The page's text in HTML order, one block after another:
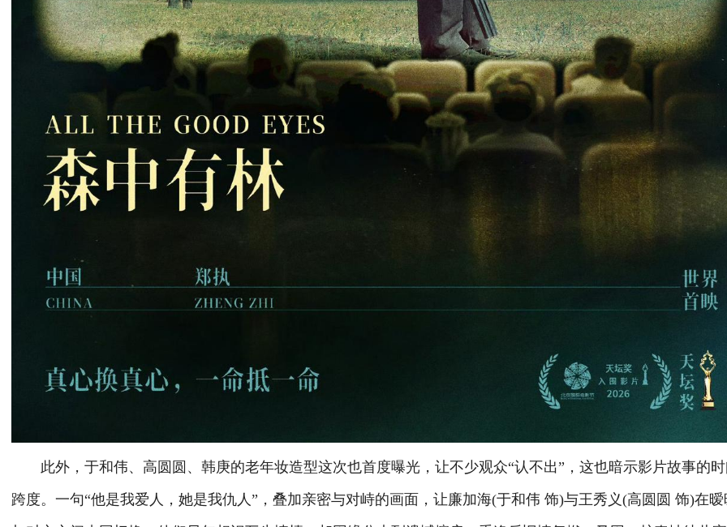
此外，于和伟、高圆圆、韩庚的老年妆造型这次也首度曝光，让不少观众“认不出”，这也暗示影片故事的
跨度。一句“他是我爱人，她是我仇人”，叠加亲密与对峙的画面，让廉加海(于和伟 饰)与王秀义(高圆圆 饰)在暧